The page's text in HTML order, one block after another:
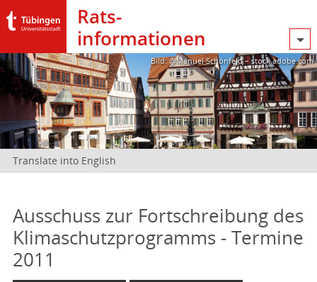
Rats­
informationen
Bild: @Manuel Schönfeld – stock.adobe.com
Translate into English
Ausschuss zur Fortschreibung des
Klimaschutzprogramms - Termine
2011